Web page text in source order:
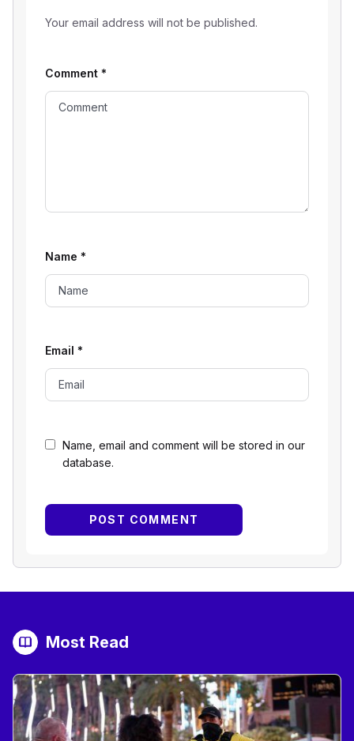
Your email address will not be published.
Name, email and comment will be stored in our
database.
Comment *
Name *
Email *
Most Read